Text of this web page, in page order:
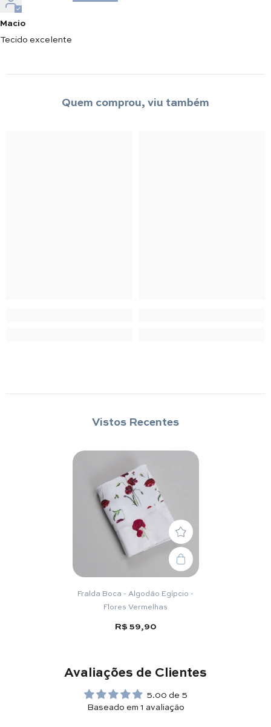
Macio
Tecido excelente
Quem comprou, viu também
Vistos Recentes
Fralda Boca - Algodão Egípcio -
Flores Vermelhas
R$ 59,90
Avaliações de Clientes
5.00 de 5
Baseado em 1 avaliação